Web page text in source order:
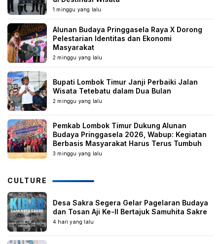
1 minggu yang lalu
Alunan Budaya Pringgasela Raya X Dorong
Pelestarian Identitas dan Ekonomi
Masyarakat
2 minggu yang lalu
Bupati Lombok Timur Janji Perbaiki Jalan
Wisata Tetebatu dalam Dua Bulan
2 minggu yang lalu
Pemkab Lombok Timur Dukung Alunan
Budaya Pringgasela 2026, Wabup: Kegiatan
Berbasis Masyarakat Harus Terus Tumbuh
3 minggu yang lalu
CULTURE
Desa Sakra Segera Gelar Pagelaran Budaya
dan Tosan Aji Ke-II Bertajuk Samuhita Sakre
4 hari yang lalu